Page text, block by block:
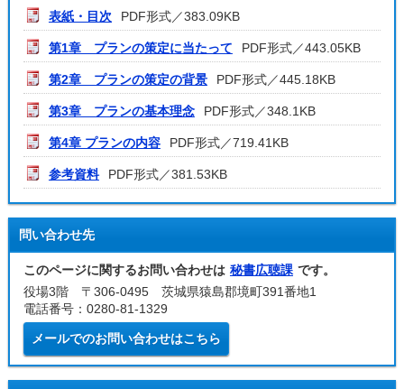
表紙・目次 PDF形式／383.09KB
第1章 プランの策定に当たって PDF形式／443.05KB
第2章 プランの策定の背景 PDF形式／445.18KB
第3章 プランの基本理念 PDF形式／348.1KB
第4章 プランの内容 PDF形式／719.41KB
参考資料 PDF形式／381.53KB
問い合わせ先
このページに関するお問い合わせは 秘書広聴課 です。
役場3階 〒306-0495 茨城県猿島郡境町391番地1
電話番号：0280-81-1329
メールでのお問い合わせはこちら